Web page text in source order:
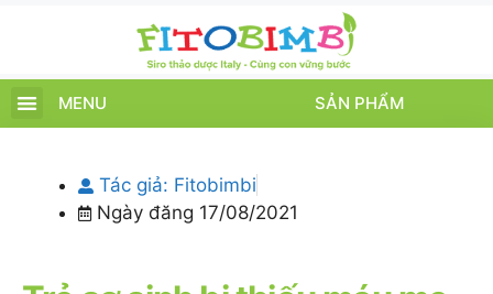
MENU SẢN PHẨM
Tác giả: Fitobimbi
Ngày đăng 17/08/2021